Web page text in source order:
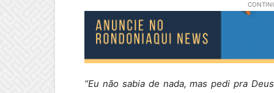
“Eu não sabia de nada, mas pedi pra